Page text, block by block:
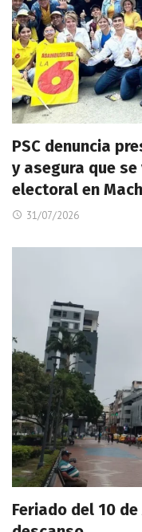
PSC denuncia
y asegura que
electoral en
31/07/2026
Feriado del 10